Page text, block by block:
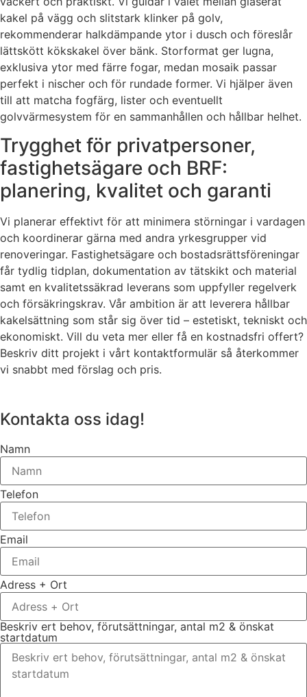
kakel på vägg och slitstark klinker på golv,
rekommenderar halkdämpande ytor i dusch och föreslår
lättskött kökskakel över bänk. Storformat ger lugna,
exklusiva ytor med färre fogar, medan mosaik passar
perfekt i nischer och för rundade former. Vi hjälper även
till att matcha fogfärg, lister och eventuellt
golvvärmesystem för en sammanhållen och hållbar helhet.
Trygghet för privatpersoner,
fastighetsägare och BRF:
planering, kvalitet och garanti
Vi planerar effektivt för att minimera störningar i vardagen
och koordinerar gärna med andra yrkesgrupper vid
renoveringar. Fastighetsägare och bostadsrättsföreningar
får tydlig tidplan, dokumentation av tätskikt och material
samt en kvalitetssäkrad leverans som uppfyller regelverk
och försäkringskrav. Vår ambition är att leverera hållbar
kakelsättning som står sig över tid – estetiskt, tekniskt och
ekonomiskt. Vill du veta mer eller få en kostnadsfri offert?
Beskriv ditt projekt i vårt kontaktformulär så återkommer
vi snabbt med förslag och pris.
Kontakta oss idag!
Namn
Telefon
Email
Adress + Ort
Beskriv ert behov, förutsättningar, antal m2 & önskat
startdatum